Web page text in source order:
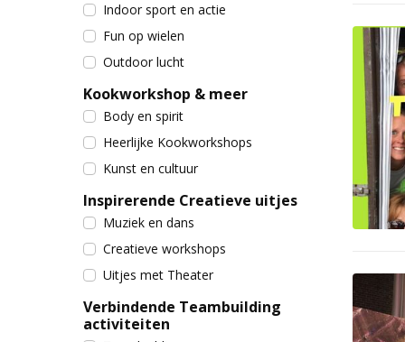
Indoor sport en actie
Fun op wielen
Outdoor lucht
Kookworkshop & meer
Body en spirit
Heerlijke Kookworkshops
Kunst en cultuur
Inspirerende Creatieve uitjes
Muziek en dans
Creatieve workshops
Uitjes met Theater
Verbindende Teambuilding
activiteiten